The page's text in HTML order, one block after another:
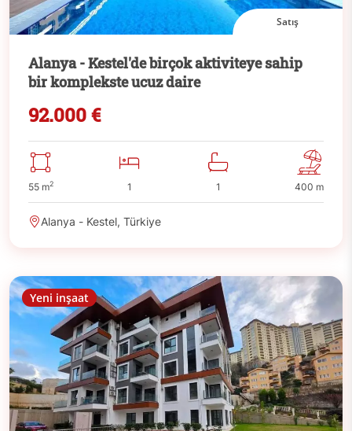
Satış
Alanya - Kestel'de birçok aktiviteye sahip
bir komplekste ucuz daire
92.000 €
55 m2 1 1 400 m
Alanya - Kestel, Türkiye
Yeni inşaat